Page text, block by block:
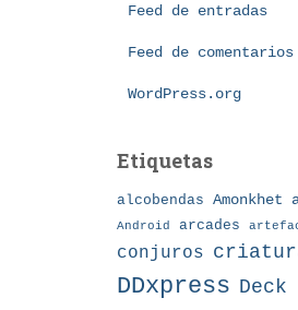
Feed de entradas
Feed de comentarios
WordPress.org
Etiquetas
alcobendas Amonkhet
Android arcades
conjuros
DDxpress Deck